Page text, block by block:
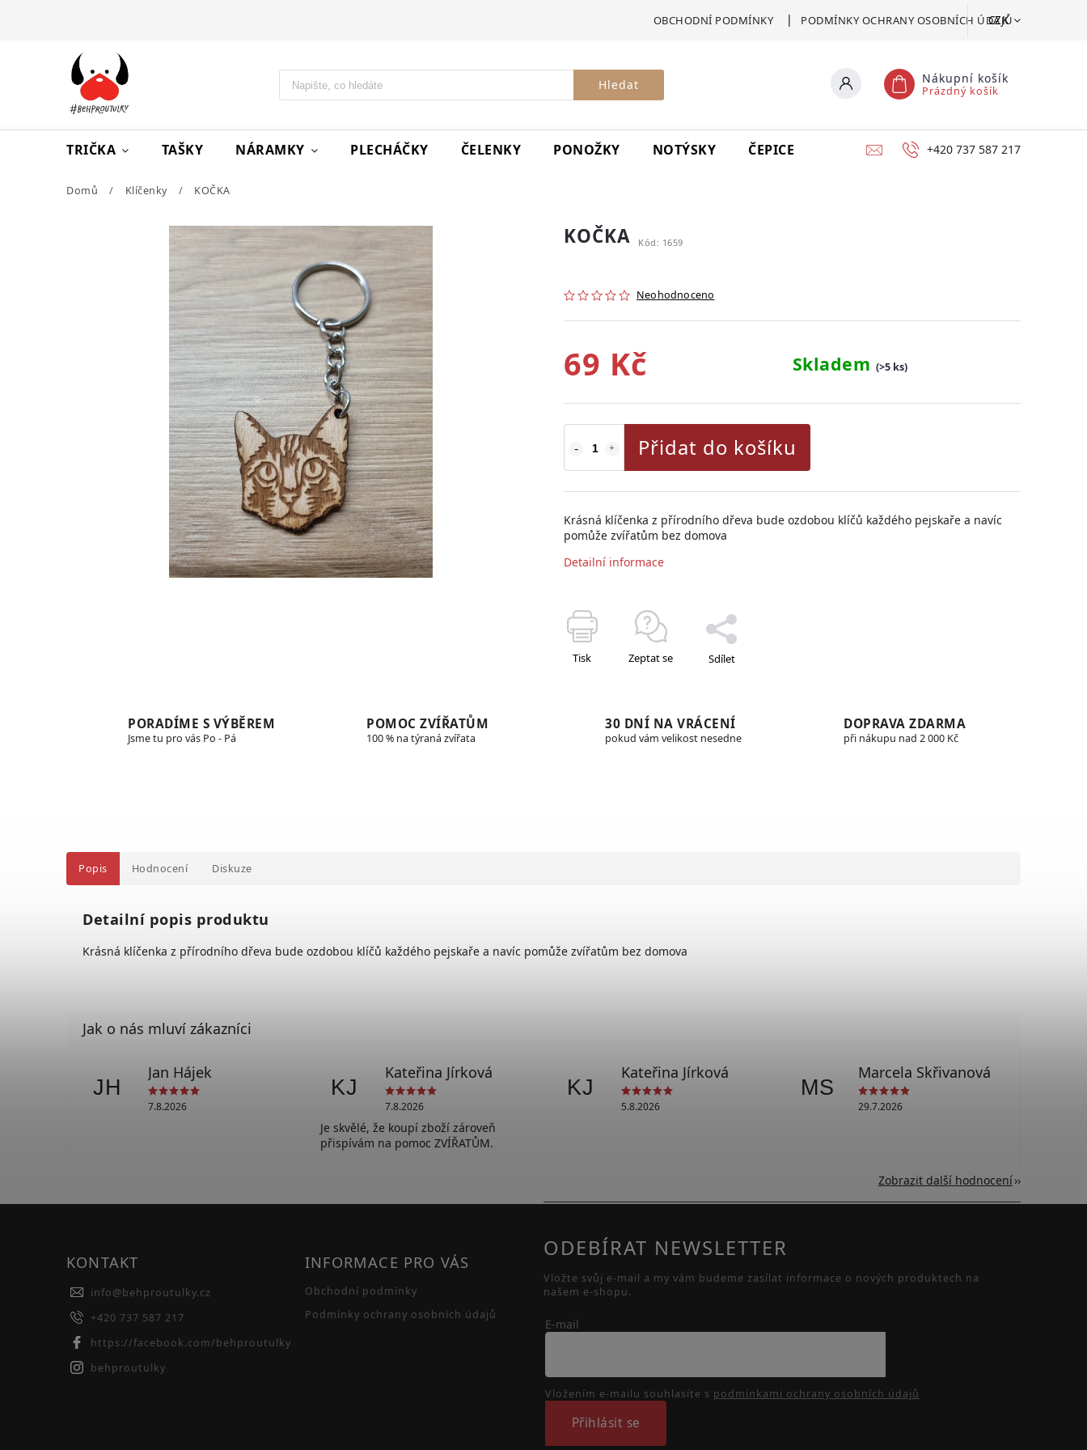
OBCHODNÍ PODMÍNKY PODMÍNKY OCHRANY OSOBNÍCH ÚDAJŮ
CZK
Hledat Nákupní košík
Prázdný košík
TRIČKA TAŠKY NÁRAMKY PLECHÁČKY ČELENKY PONOŽKY NOTÝSKY ČEPICE VSTUPENKA CERTIFIKÁT POMOCI
+420 737 587 217
Domů / Klíčenky / KOČKA
KOČKA Kód: 1659
Neohodnoceno
69 Kč Skladem (>5 ks)
Přidat do košíku
Krásná klíčenka z přírodního dřeva bude ozdobou klíčů každého pejskaře a navíc
pomůže zvířatům bez domova
Detailní informace
Tisk Zeptat se Sdílet
PORADÍME S VÝBĚREM
Jsme tu pro vás Po - Pá
POMOC ZVÍŘATŮM
100 % na týraná zvířata
30 DNÍ NA VRÁCENÍ
pokud vám velikost nesedne
DOPRAVA ZDARMA
při nákupu nad 2 000 Kč
Popis Hodnocení Diskuze
Detailní popis produktu
Krásná klíčenka z přírodního dřeva bude ozdobou klíčů každého pejskaře a navíc pomůže zvířatům bez domova
JH
Jan Hájek
7.8.2026
KJ
Kateřina Jírková
7.8.2026
Je skvělé, že koupí zboží zároveň
přispívám na pomoc ZVÍŘATŮM.
KJ
Kateřina Jírková
5.8.2026
MS
Marcela Skřivanová
29.7.2026
Zobrazit další hodnocení
KONTAKT
info@behproutulky.cz
+420 737 587 217
https://facebook.com/behproutulky
behproutulky
INFORMACE PRO VÁS
Obchodní podmínky
Podmínky ochrany osobních údajů
ODEBÍRAT NEWSLETTER
Vložte svůj e-mail a my vám budeme zasílat informace o nových produktech na
našem e-shopu.
E-mail
Vložením e-mailu souhlasíte s podmínkami ochrany osobních údajů
Přihlásit se